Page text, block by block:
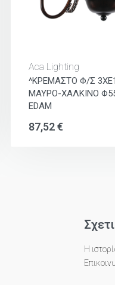
Aca Lighting
^ΚΡΕΜΑΣΤΟ Φ/Σ
ΜΑΥΡΟ-ΧΑΛΚΙΝΟ
EDAM
87,52€
Η